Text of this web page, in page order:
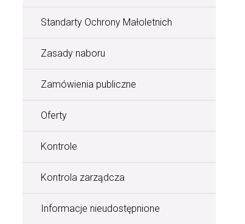
Standarty Ochrony Małoletnich
Zasady naboru
Zamówienia publiczne
Oferty
Kontrole
Kontrola zarządcza
Informacje nieudostępnione